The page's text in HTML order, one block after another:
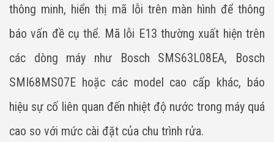
thông minh, hiển thị mã lỗi trên màn hình để thông
báo vấn đề cụ thể. Mã lỗi E13 thường xuất hiện trên
các dòng máy như Bosch SMS63L08EA, Bosch
SMI68MS07E hoặc các model cao cấp khác, báo
hiệu sự cố liên quan đến nhiệt độ nước trong máy quá
cao so với mức cài đặt của chu trình rửa.